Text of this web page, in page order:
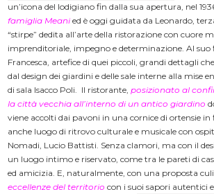
un’icona del lodigiano fin dalla sua apertura, nel
famiglia Meanied è oggi guidata da Leonardo,
“stirpe” dedita all’arte della ristorazione con cuore
imprenditoriale, impegno e determinazione. Al suo
Francesca, artefice di quei piccoli, grandi dettagli
dal design dei giardini e delle sale interne alla mise
di sala Isacco Poli. Il ristorante,posizionato al
la città vecchia all’interno di un antico giardino
viene accolti dai pavoni in una cornice di ortensie
anche luogo di ritrovo culturale e musicale con
Nomadi, Lucio Battisti. Senza clamori, ma con il
un luogo intimo e riservato, come tra le pareti di
ed amicizia. E, naturalmente, con una proposta
eccellenze del territorio con i suoi sapori autentici e